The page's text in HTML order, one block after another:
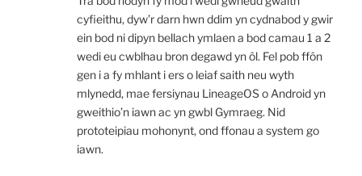
cyfieithu, dyw’r darn hwn ddim yn cydnabod y gwir
ein bod ni dipyn bellach ymlaen a bod camau 1 a 2
wedi eu cwblhau bron degawd yn ôl. Fel pob ffôn
gen i a fy mhlant i ers o leiaf saith neu wyth
mlynedd, mae fersiynau LineageOS o Android yn
gweithio’n iawn ac yn gwbl Gymraeg. Nid
prototeipiau mohonynt, ond ffonau a system go
iawn.